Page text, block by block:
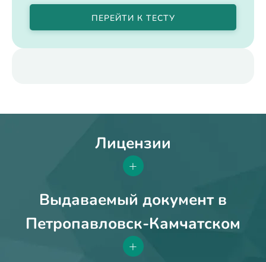
ПЕРЕЙТИ К ТЕСТУ
Лицензии
+
Выдаваемый документ в
Петропавловск-Камчатском
+